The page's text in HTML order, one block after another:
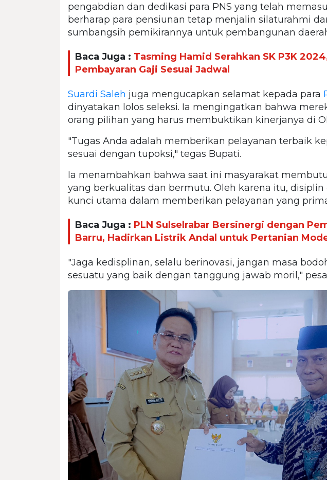
pengabdian dan dedikasi para PNS yang telah
berharap para pensiunan tetap menjalin silaturahmi
sumbangsih pemikirannya untuk pembangunan
Baca Juga : Tasming Hamid Serahkan SK P3K
Pembayaran Gaji Sesuai Jadwal
Suardi Saleh juga mengucapkan selamat kepada para
dinyatakan lolos seleksi. Ia mengingatkan bahwa
orang pilihan yang harus membuktikan kinerjanya di
"Tugas Anda adalah memberikan pelayanan terbaik
sesuai dengan tupoksi," tegas Bupati.
Ia menambahkan bahwa saat ini masyarakat
yang berkualitas dan bermutu. Oleh karena itu,
kunci utama dalam memberikan pelayanan yang
Baca Juga : PLN Sulselrabar Bersinergi dengan
Barru, Hadirkan Listrik Andal untuk Pertanian
"Jaga kedisplinan, selalu berinovasi, jangan masa
sesuatu yang baik dengan tanggung jawab moril,"